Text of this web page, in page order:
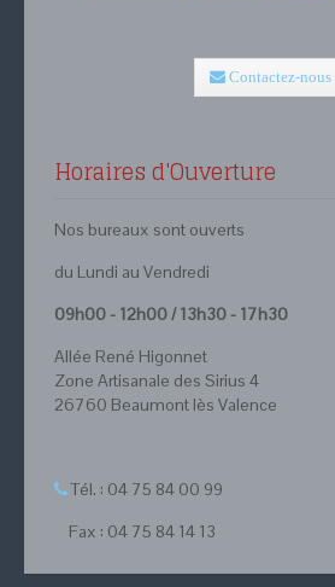
Contactez-nous
Horaires d'Ouverture
Nos bureaux sont ouverts
du Lundi au Vendredi
09h00 - 12h00 / 13h30 - 17h30
Allée René Higonnet
Zone Artisanale des Sirius 4
26760 Beaumont lès Valence
Tél. : 04 75 84 00 99
Fax : 04 75 84 14 13